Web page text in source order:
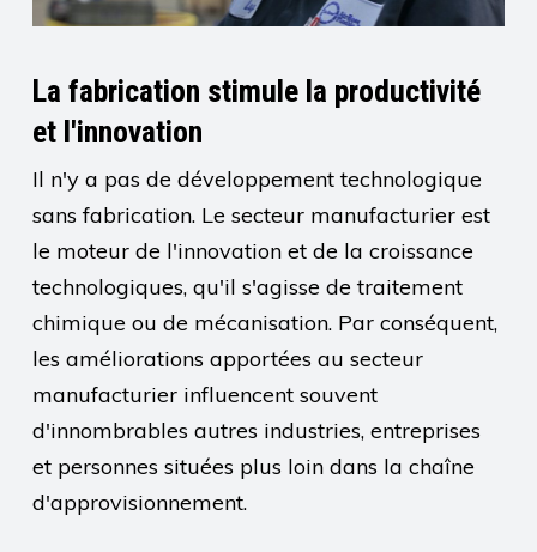
La fabrication stimule la productivité
et l'innovation
Il n'y a pas de développement technologique
sans fabrication. Le secteur manufacturier est
le moteur de l'innovation et de la croissance
technologiques, qu'il s'agisse de traitement
chimique ou de mécanisation. Par conséquent,
les améliorations apportées au secteur
manufacturier influencent souvent
d'innombrables autres industries, entreprises
et personnes situées plus loin dans la chaîne
d'approvisionnement.